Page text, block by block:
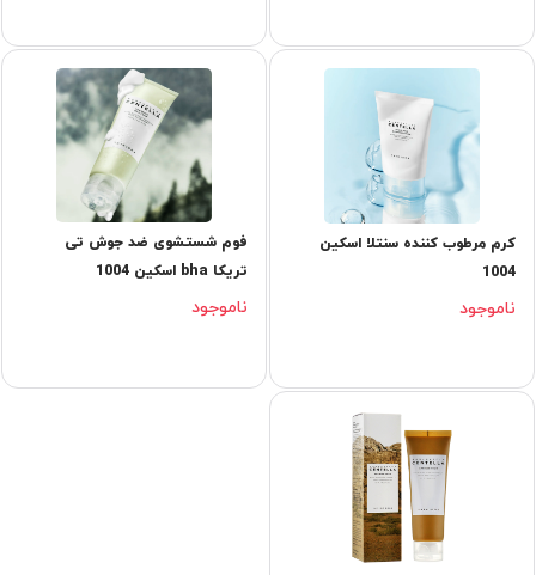
کرم مرطوب کننده سنتلا اسکین
1004
ناموجود
فوم شستشوی ضد جوش تی
تریکا bha اسکین 1004
ناموجود